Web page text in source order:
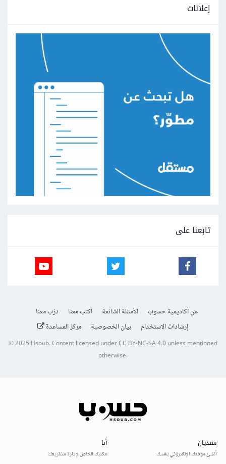
إعلانات
تابعنا على
عن أكاديمية حسوب الأسئلة الشائعة اكتب معنا
درّب معنا
إرشادات الاستخدام
بيان الخصوصية مركز المساعدة
© 2025Hsoub.Content licensed underCC BY-NC-SA 4.0unless mentioned
otherwise.